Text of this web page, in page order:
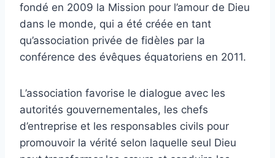
fondé en 2009 la Mission pour l’amour de Dieu
dans le monde, qui a été créée en tant
qu’association privée de fidèles par la
conférence des évêques équatoriens en 2011.
L’association favorise le dialogue avec les
autorités gouvernementales, les chefs
d’entreprise et les responsables civils pour
promouvoir la vérité selon laquelle seul Dieu